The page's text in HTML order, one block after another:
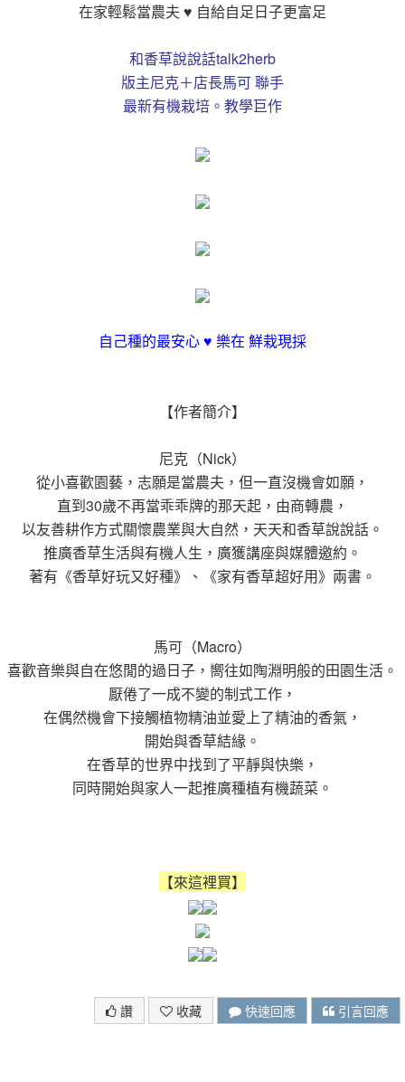
在家輕鬆當農夫 ♥ 自給自足日子更富足
和香草說說話talk2herb
版主尼克＋店長馬可 聯手
最新有機栽培。教學巨作
自己種的最安心 ♥ 樂在 鮮栽現採
【作者簡介】
尼克（Nick）
從小喜歡園藝，志願是當農夫，但一直沒機會如願，
直到30歲不再當乖乖牌的那天起，由商轉農，
以友善耕作方式關懷農業與大自然，天天和香草說說話。
推廣香草生活與有機人生，廣獲講座與媒體邀約。
著有《香草好玩又好種》、《家有香草超好用》兩書。
馬可（Macro）
喜歡音樂與自在悠閒的過日子，嚮往如陶淵明般的田園生活。
厭倦了一成不變的制式工作，
在偶然機會下接觸植物精油並愛上了精油的香氣，
開始與香草結緣。
在香草的世界中找到了平靜與快樂，
同時開始與家人一起推廣種植有機蔬菜。
【來這裡買】
讚 收藏 快速回應 引言回應